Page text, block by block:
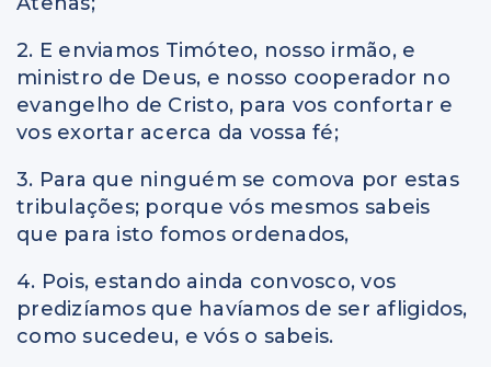
2. E enviamos Timóteo, nosso irmão, e
ministro de Deus, e nosso cooperador no
evangelho de Cristo, para vos confortar e
vos exortar acerca da vossa fé;
3. Para que ninguém se comova por estas
tribulações; porque vós mesmos sabeis
que para isto fomos ordenados,
4. Pois, estando ainda convosco, vos
predizíamos que havíamos de ser afligidos,
como sucedeu, e vós o sabeis.